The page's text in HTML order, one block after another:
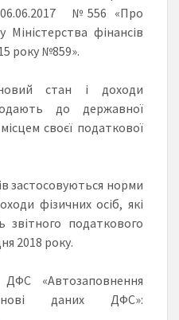
06.06.2017 №556 «Про
фінансів
року №859».
стан і доходи
до державної
своєї податкової
застосовуються норми
фізичних осіб, які
звітного податкового
2018 року.
«Автозаповнення
даних ДФС»: